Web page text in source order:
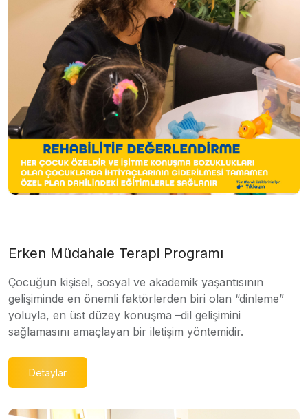
Erken Müdahale Terapi Programı
Çocuğun kişisel, sosyal ve akademik yaşantısının
gelişiminde en önemli faktörlerden biri olan “dinleme”
yoluyla, en üst düzey konuşma –dil gelişimini
sağlamasını amaçlayan bir iletişim yöntemidir.
Detaylar